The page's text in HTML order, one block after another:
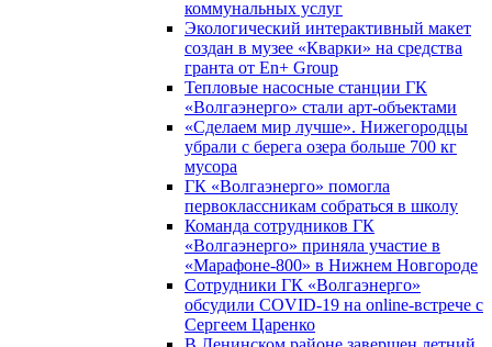
коммунальных услуг
Экологический интерактивный макет
создан в музее «Кварки» на средства
гранта от En+ Group
Тепловые насосные станции ГК
«Волгаэнерго» стали арт-объектами
«Сделаем мир лучше». Нижегородцы
убрали с берега озера больше 700 кг
мусора
ГК «Волгаэнерго» помогла
первоклассникам собраться в школу
Команда сотрудников ГК
«Волгаэнерго» приняла участие в
«Марафоне-800» в Нижнем Новгороде
Сотрудники ГК «Волгаэнерго»
обсудили COVID-19 на online-встрече с
Сергеем Царенко